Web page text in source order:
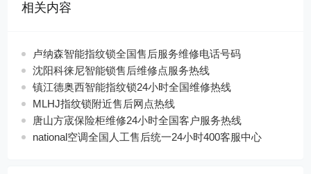
相关内容
卢纳森智能指纹锁全国售后服务维修电话号码
沈阳科徕尼智能锁售后维修点服务热线
镇江德奥西智能指纹锁24小时全国维修热线
MLHJ指纹锁附近售后网点热线
唐山方宬保险柜维修24小时全国客户服务热线
national空调全国人工售后统一24小时400客服中心